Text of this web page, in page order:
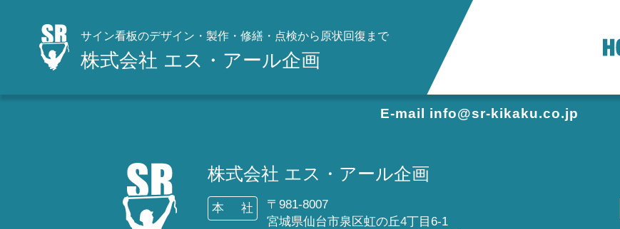
サイン看板のデザイン・製作・修繕・点検から原状回復まで
株式会社 エス・アール企画
お見積もり等、ご相談ください
E-mail info@sr-kikaku.co.jp
株式会社 エス・アール企画
本 社
〒981-8007
宮城県仙台市泉区虹の丘4丁目6-1